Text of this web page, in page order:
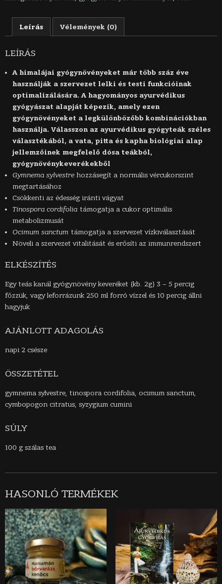
Leírás Vélemények (0)
LEÍRÁS
A himalájai gyógynövényeket már több száz éve
használják a szervezet lelki és testi funkcióinak
optimalizálására. A hagyományos ayurvédikus
gyógyászat alapját képezik, amely ezen
gyógynövényeket a legkülönbözőbb kombinációkban
használja. Válasszon az ayurvédikus gyógyteák széles
választékából, a vata, pitta és kapha biológiai alap
jellemzőinek megfelelő dósa teákból,
gyógynövénykeverékekből
Gymnema sylvestre hozzásegít a normális vércukorszint
megtartásához
Csökkenti az édesség iránti vágyat
Tinospora cordifolia támogatja a cukor optimális
metabolizmusát
Ocimum sanctum támogatja a szervezet vízkiválasztását
Növeli a szervezet vitalitását és erősíti az immunrendszert
ELKÉSZÍTÉS
Egy teás kanál gyógynövény keveréket (kb. 2g) 3 – 5 percig
főzzük, vagy leforrázunk 250 ml forró vízzel és 10 percig állni
hagyjuk
AJÁNLOTT ADAGOLÁS
napi 2 csésze
ÖSSZETÉTEL
gymnema sylvestre, tinospora cordifolia, ocimum sanctum,
cymbopogon citratus, syzygium cumini
SÚLY
100 g szálas tea
HASONLÓ TERMÉKEK